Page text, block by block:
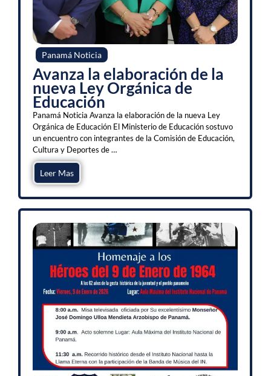
Panamá Noticia
Avanza la elaboración de la
nueva Ley Orgánica de
Educación
Panamá Noticia Avanza la elaboración de la nueva Ley
Orgánica de Educación El Ministerio de Educación sostuvo
un encuentro con integrantes de la Comisión de Educación,
Cultura y Deportes de …
Leer Mas